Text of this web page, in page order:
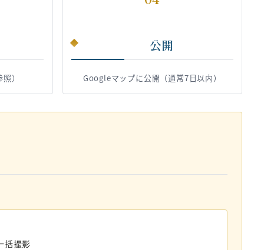
）
公開
Googleマップに公開（通常7日以内）
括撮影